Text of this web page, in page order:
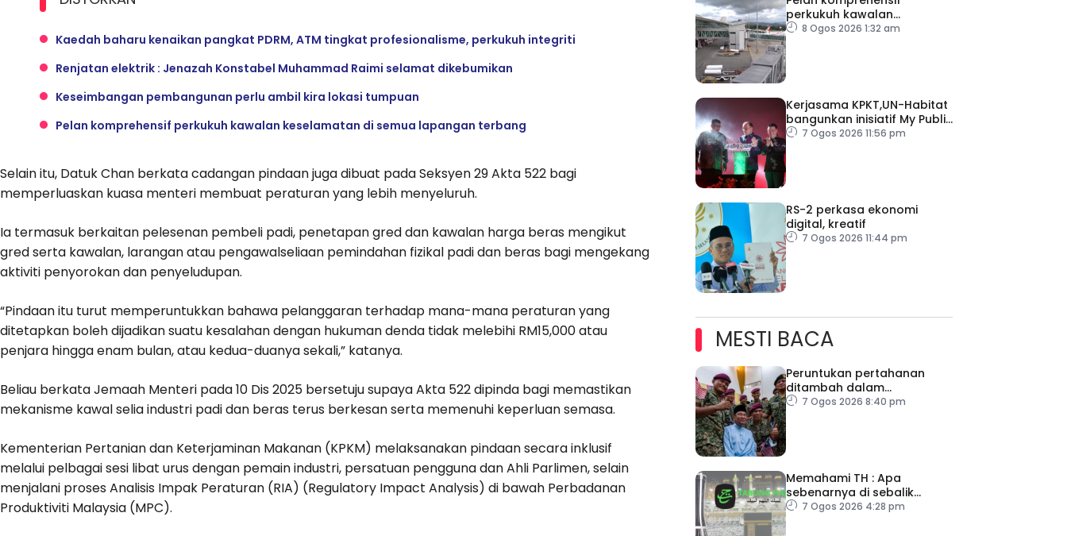
Kaedah baharu kenaikan pangkat PDRM, ATM tingkat profesionalisme, perkukuh integriti
Renjatan elektrik : Jenazah Konstabel Muhammad Raimi selamat dikebumikan
Keseimbangan pembangunan perlu ambil kira lokasi tumpuan
Pelan komprehensif perkukuh kawalan keselamatan di semua lapangan terbang
Selain itu, Datuk Chan berkata cadangan pindaan juga dibuat pada Seksyen 29 Akta 522 bagi
memperluaskan kuasa menteri membuat peraturan yang lebih menyeluruh.
Ia termasuk berkaitan pelesenan pembeli padi, penetapan gred dan kawalan harga beras mengikut
gred serta kawalan, larangan atau pengawalseliaan pemindahan fizikal padi dan beras bagi mengekang
aktiviti penyorokan dan penyeludupan.
“Pindaan itu turut memperuntukkan bahawa pelanggaran terhadap mana-mana peraturan yang
ditetapkan boleh dijadikan suatu kesalahan dengan hukuman denda tidak melebihi RM15,000 atau
penjara hingga enam bulan, atau kedua-duanya sekali,” katanya.
Beliau berkata Jemaah Menteri pada 10 Dis 2025 bersetuju supaya Akta 522 dipinda bagi memastikan
mekanisme kawal selia industri padi dan beras terus berkesan serta memenuhi keperluan semasa.
Kementerian Pertanian dan Keterjaminan Makanan (KPKM) melaksanakan pindaan secara inklusif
melalui pelbagai sesi libat urus dengan pemain industri, persatuan pengguna dan Ahli Parlimen, selain
menjalani proses Analisis Impak Peraturan (RIA) (Regulatory Impact Analysis) di bawah Perbadanan
Produktiviti Malaysia (MPC).
perkukuh kawalan
keselamatan di semua
8 Ogos 2026 1:32 am
Kerjasama KPKT,UN-Habitat
bangunkan inisiatif My Public
Space7 Ogos 2026 11:56 pm
RS-2 perkasa ekonomi
digital, kreatif
7 Ogos 2026 11:44 pm
MESTI BACA
Peruntukan pertahanan
ditambah dalam
Belanjawan 2027
7 Ogos 2026 8:40 pm
Memahami TH : Apa
sebenarnya di sebalik
angka
7 Ogos 2026 4:28 pm